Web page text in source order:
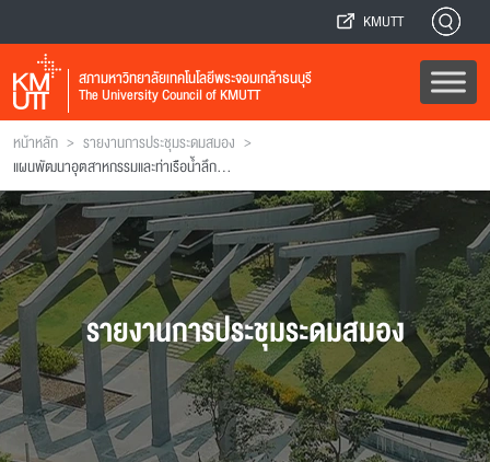
KMUTT
สภามหาวิทยาลัยเทคโนโลยีพระจอมเกล้าธนบุรี
The University Council of KMUTT
หน้าหลัก > รายงานการประชุมระดมสมอง >
แผนพัฒนาอุตสาหกรรมและท่าเรือน้ำลึกทวาย
รายงานการประชุมระดมสมอง